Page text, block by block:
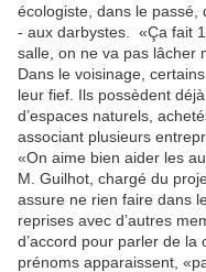
écologiste, dans le passé,
- aux darbystes. «Ça fait
salle, on ne va pas lâcher
Dans le voisinage,
leur fief. Ils possèdent
d’espaces naturels,
associant plusieurs
«On aime bien aider les
M. Guilhot, chargé du
assure ne rien faire dans
reprises avec d’autres
d’accord pour parler de
prénoms apparaissent,